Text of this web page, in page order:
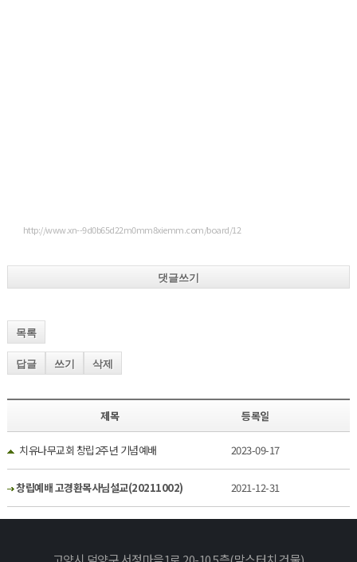
http://www.xn--9d0b65d22m0mm8xiemm.com/board/12
댓글쓰기
목록
답글 쓰기 삭제
제목 등록일
치유나무교회 창립2주년 기념예배 2023-09-17
창립예배 고경환목사님설교(20211002) 2021-12-31